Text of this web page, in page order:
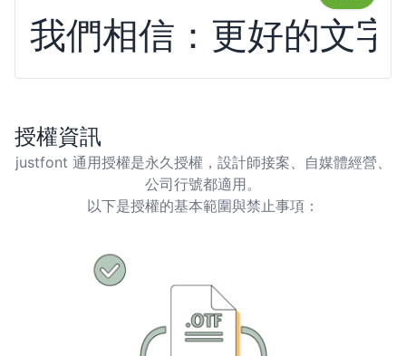
我們相信：更好的文
授權資訊
justfont 通用授權是永久授權，設計師接案、自媒體經營、
公司行號都適用。
以下是授權的基本範圍與禁止事項：